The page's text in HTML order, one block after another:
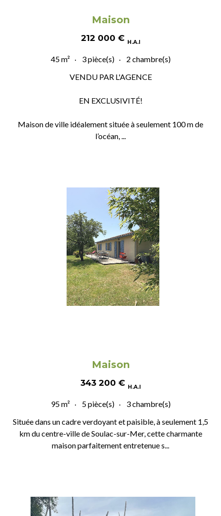
Maison
212 000 € H.A.I
45 m² 3 pièce(s)
2 chambre(s)
VENDU PAR L'AGENCE
EN EXCLUSIVITÉ!
Maison de ville idéalement située à seulement 100 m de
l’océan, ...
Maison
343 200 € H.A.I
95 m² 5 pièce(s)
3 chambre(s)
Située dans un cadre verdoyant et paisible, à seulement 1,5
km du centre-ville de Soulac-sur-Mer, cette charmante
maison parfaitement entretenue s...